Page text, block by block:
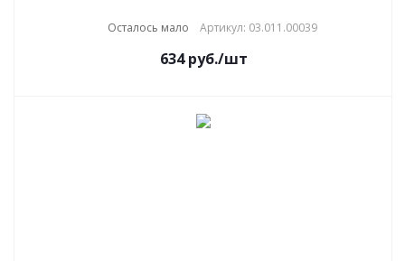
Осталось мало Артикул: 03.011.00039
634руб./шт